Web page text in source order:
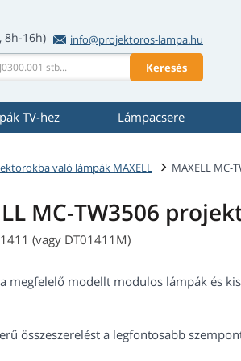
8h-16h)
info@projektoros-lampa.hu
Keresés
TV-hez Lámpacsere
való lámpák MAXELL MAXELL MC-
MC-TW3506
(vagy DT01411M)
megfelelő modellt modulos lámpák és
összeszerelést a legfontosabb